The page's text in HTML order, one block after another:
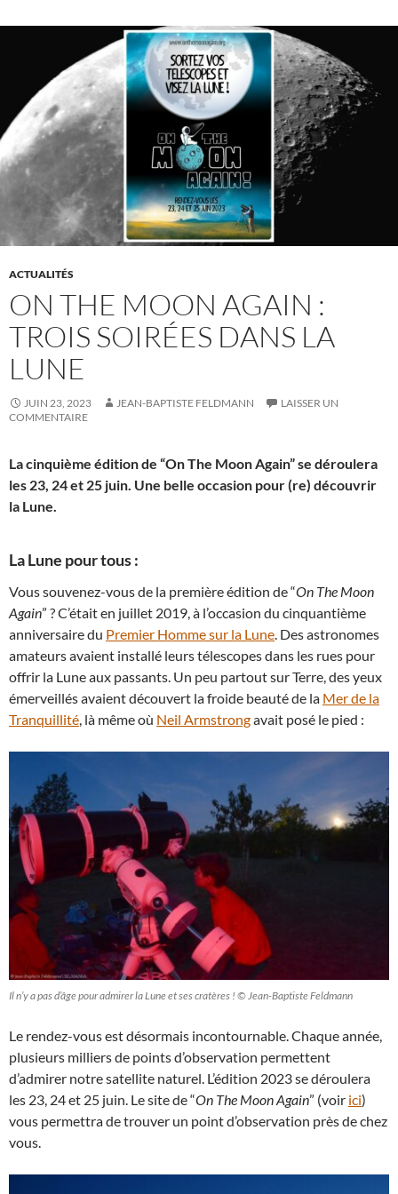
ACTUALITÉS
ON THE MOON AGAIN :
TROIS SOIRÉES DANS LA
LUNE
JUIN 23, 2023 JEAN-BAPTISTE FELDMANN
LAISSER UN
COMMENTAIRE
La cinquième édition de “On The Moon Again” se déroulera
les 23, 24 et 25 juin. Une belle occasion pour (re) découvrir
la Lune.
La Lune pour tous :
Vous souvenez-vous de la première édition de “On The Moon
Again” ? C’était en juillet 2019, à l’occasion du cinquantième
anniversaire du Premier Homme sur la Lune. Des astronomes
amateurs avaient installé leurs télescopes dans les rues pour
offrir la Lune aux passants. Un peu partout sur Terre, des yeux
émerveillés avaient découvert la froide beauté de la Mer de la
Tranquillité, là même où Neil Armstrongavait posé le pied :
Il n’y a pas d’âge pour admirer la Lune et ses cratères ! © Jean-Baptiste Feldmann
Le rendez-vous est désormais incontournable. Chaque année,
plusieurs milliers de points d’observation permettent
d’admirer notre satellite naturel. L’édition 2023 se déroulera
les 23, 24 et 25 juin. Le site de “On The Moon Again” (voir ici)
vous permettra de trouver un point d’observation près de chez
vous.